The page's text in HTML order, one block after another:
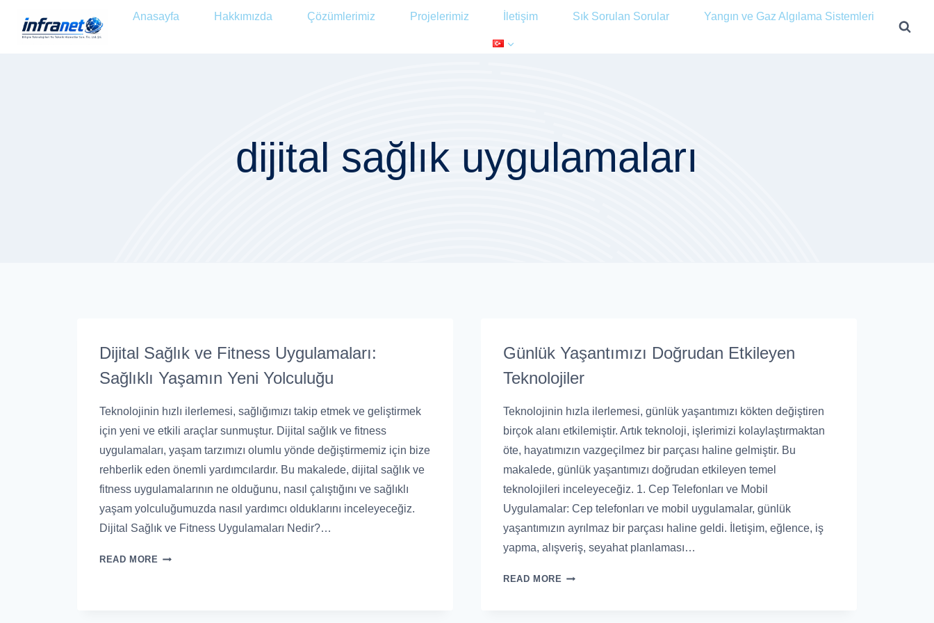
Anasayfa Hakkımızda Çözümlerimiz Projelerimiz İletişim Sık Sorulan Sorular Yangın ve Gaz Algılama Sistemleri
dijital sağlık uygulamaları
Dijital Sağlık ve Fitness Uygulamaları:
Sağlıklı Yaşamın Yeni Yolculuğu
Teknolojinin hızlı ilerlemesi, sağlığımızı takip etmek ve geliştirmek
için yeni ve etkili araçlar sunmuştur. Dijital sağlık ve fitness
uygulamaları, yaşam tarzımızı olumlu yönde değiştirmemiz için bize
rehberlik eden önemli yardımcılardır. Bu makalede, dijital sağlık ve
fitness uygulamalarının ne olduğunu, nasıl çalıştığını ve sağlıklı
yaşam yolculuğumuzda nasıl yardımcı olduklarını inceleyeceğiz.
Dijital Sağlık ve Fitness Uygulamaları Nedir?…
READ MORE
Günlük Yaşantımızı Doğrudan Etkileyen
Teknolojiler
Teknolojinin hızla ilerlemesi, günlük yaşantımızı kökten değiştiren
birçok alanı etkilemiştir. Artık teknoloji, işlerimizi kolaylaştırmaktan
öte, hayatımızın vazgeçilmez bir parçası haline gelmiştir. Bu
makalede, günlük yaşantımızı doğrudan etkileyen temel
teknolojileri inceleyeceğiz. 1. Cep Telefonları ve Mobil
Uygulamalar: Cep telefonları ve mobil uygulamalar, günlük
yaşantımızın ayrılmaz bir parçası haline geldi. İletişim, eğlence, iş
yapma, alışveriş, seyahat planlaması…
READ MORE